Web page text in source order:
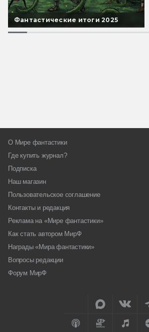
Фантастические итоги 2025
О Мире фантастики
Где купить журнал?
Подписка
Наш магазин
Пользовательское соглашение
Контакты и редакция
Реклама на «Мире фантастики»
Как стать автором МирФ
Награды «Мира фантастики»
Вопросы редакции
Форум МирФ